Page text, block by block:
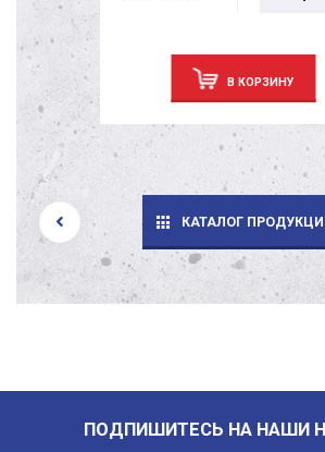
В КОРЗИНУ
КАТАЛОГ
ПОДПИШИТЕСЬ НА НАШИ